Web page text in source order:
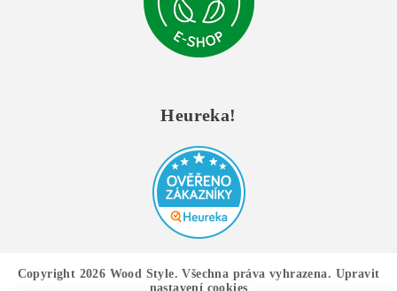
Heureka!
Copyright 2026 Wood Style. Všechna práva vyhrazena. Upravit
nastavení cookies